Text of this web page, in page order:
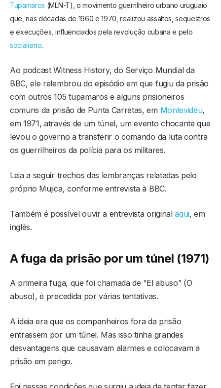
Tupamaros (MLN-T), o movimento guerrilheiro urbano uruguaio
que, nas décadas de 1960 e 1970, realizou assaltos, sequestros
e execuções, influenciados pela revolução cubana e pelo
socialismo.
Ao podcast Witness History, do Serviço Mundial da
BBC, ele relembrou do episódio em que fugiu da prisão
com outros 105 tupamaros e alguns prisioneiros
comuns da prisão de Punta Carretas, em Montevidéu,
em 1971, através de um túnel, um evento chocante que
levou o governo a transferir o comando da luta contra
os guerrilheiros da polícia para os militares.
Leia a seguir trechos das lembranças relatadas pelo
próprio Mujica, conforme entrevista à BBC.
Também é possível ouvir a entrevista originalaqui, em
inglês.
A fuga da prisão por um túnel (1971)
A primeira fuga, que foi chamada de “El abuso” (O
abuso), é precedida por várias tentativas.
A ideia era que os companheiros fora da prisão
entrassem por um túnel. Mas isso tinha grandes
desvantagens que causavam alarmes e colocavam a
prisão em perigo.